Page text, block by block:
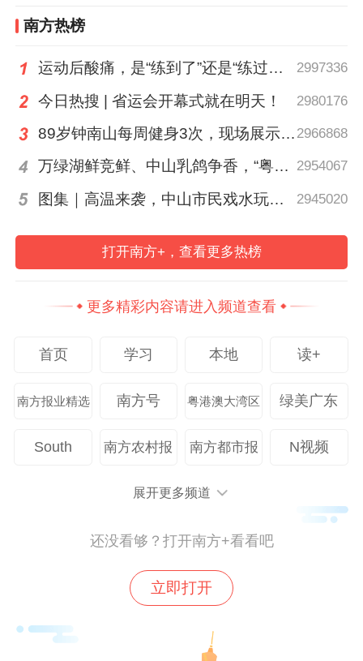
元。构建“源头挖掘—基金赋能—园区落地—
平台配套”全链条人才培育体系，策划生物医
支持企业联合高校、科研院所共同组建创新
联合体与新型研发机构，梯度培育高新技术
企业、科技领军及独角兽企业。提速广州
（越秀）数据要素创新中心建设，深化“人工
政策，推进大模型、算法备案，营造算力可
用、服务可依、安全可信的数字科创生态。
据企业办事轨迹智能分析高度关联“一件
办率达90%。强化精准安商留企，落实企业
锋”平台实现诉求闭环管理，确保重点企业诉
求24小时内响应、全年解决企业诉求不少于
专业市场配备信用管家，对试点市场和优质
用报告，降低海外交易信用风险。深化跨区
南方热榜
运动后酸痛，是“练到了”还是“练过了”？ 2997336
今日热搜 | 省运会开幕式就在明天！ 2980176
89岁钟南山每周健身3次，现场展示常用拉力器 2966868
万绿湖鲜竞鲜、中山乳鸽争香，“粤菜师傅”烹南粤百味、人间烟火 2954067
图集｜高温来袭，中山市民戏水玩泡沫消暑 2945020
打开南方+，查看更多热榜
更多精彩内容请进入频道查看
首页 学习 本地 读+
南方报业精选 南方号 粤港澳大湾区 绿美广东
South 南方农村报 南方都市报 N视频
展开更多频道
还没看够？打开南方+看看吧
立即打开